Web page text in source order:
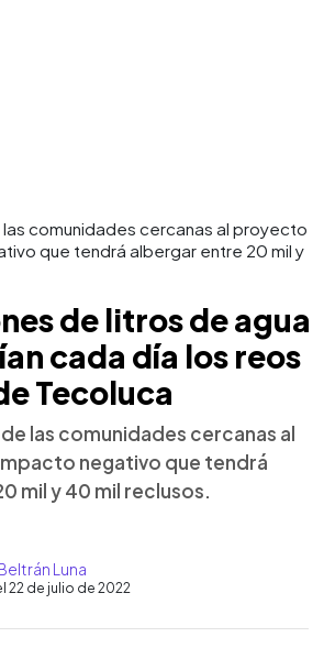
comunidades cercanas al proyecto
que tendrá albergar entre 20 mil y
de litros de agua
cada día los reos
Tecoluca
las comunidades cercanas al
negativo que tendrá
mil y 40 mil reclusos.
Luna
22 de julio de 2022